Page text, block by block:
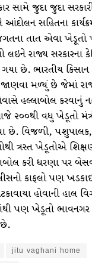
સામે જુદા જુદા
સહિતના
તાત એવા ખેડૂતો
રાજ્ય સરકારના
છે. ભારતીય કિસાન
જાણવા મળ્યું છે જેમાં
હલ્લાબોલ
વધુ ખેડૂતો
છે. વિજળી,
ત્રસ્ત ખેડૂતોએ
કરી ધરણા પર
કાફલો પણ
હોવાની હાલ
પણ ખેડૂતો ભાવનગર
jitu vaghani home